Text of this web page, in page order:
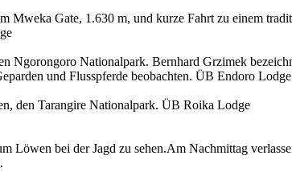
Mweka Gate, 1.630 m, und kurze Fahrt zu einem
Ngorongoro Nationalpark. Bernhard Grzimek
und Flusspferde beobachten. ÜB Endoro Lodge
den Tarangire Nationalpark. ÜB Roika Lodge
Löwen bei der Jagd zu sehen.Am Nachmittag